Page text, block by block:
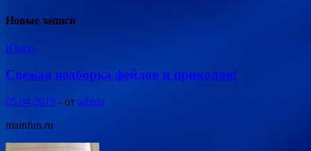
Новые записи
Юмор
Свежая подборка фейлов и приколов!
05.04.2019 - от admin
mainfun.ru